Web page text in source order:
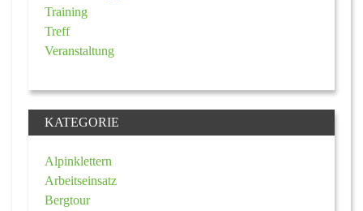
Training
Treff
Veranstaltung
KATEGORIE
Alpinklettern
Arbeitseinsatz
Bergtour